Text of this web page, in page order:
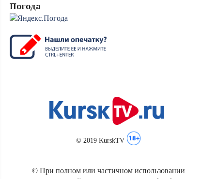
Погода
© 2019 KurskTV
© При полном или частичном использовании